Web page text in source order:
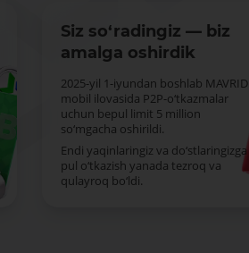
Siz so‘radingiz — biz
amalga oshirdik
2025-yil 1-iyundan boshlab MAVRID
mobil ilovasida P2P-o‘tkazmalar
uchun bepul limit 5 million
so‘mgacha oshirildi.
Endi yaqinlaringiz va do‘stlaringizga
pul o‘tkazish yanada tezroq va
qulayroq bo‘ldi.